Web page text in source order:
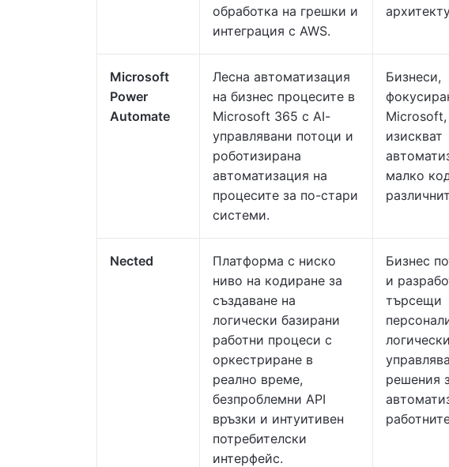
обработка на грешки и
интеграция с AWS.
Microsoft
Power
Automate
Лесна автоматизация
на бизнес процесите в
Microsoft 365 с AI-
управлявани потоци и
роботизирана
автоматизация на
процесите за по-стари
системи.
Бизнеси,
Microsoft,
изискват
малко
Nected
Платформа с ниско
ниво на кодиране за
създаване на
логически базирани
работни процеси с
оркестриране в
реално време,
безпроблемни API
връзки и интуитивен
потребителски
интерфейс.
Бизнес
и
търсещи
логически
решения